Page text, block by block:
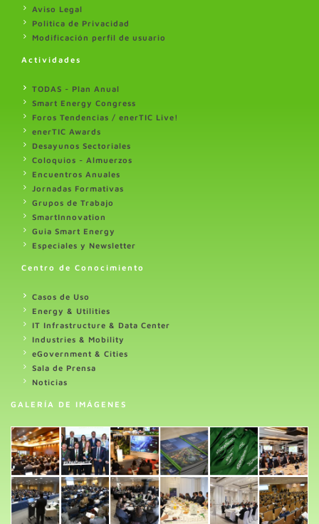
Aviso Legal
Politica de Privacidad
Modificación perfil de usuario
Actividades
TODAS - Plan Anual
Smart Energy Congress
Foros Tendencias / enerTIC Live!
enerTIC Awards
Desayunos Sectoriales
Coloquios - Almuerzos
Encuentros Anuales
Jornadas Formativas
Grupos de Trabajo
SmartInnovation
Guia Smart Energy
Especiales y Newsletter
Centro de Conocimiento
Casos de Uso
Energy & Utilities
IT Infrastructure & Data Center
Industries & Mobility
eGovernment & Cities
Sala de Prensa
Noticias
GALERÍA DE IMÁGENES